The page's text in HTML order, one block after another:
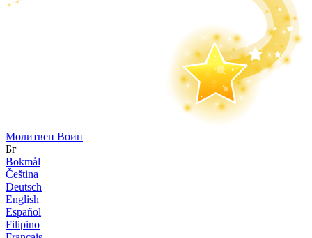
Молитвен Воин
Бг
Bokmål
Čeština
Deutsch
English
Español
Filipino